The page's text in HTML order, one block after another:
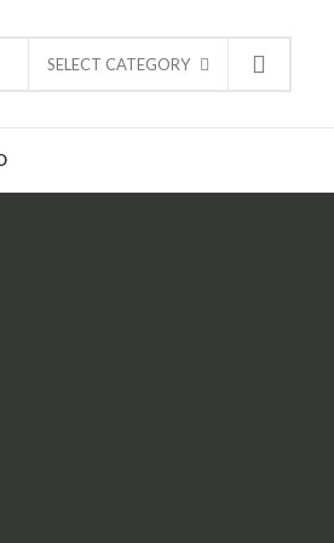
SELECT CATEGORY